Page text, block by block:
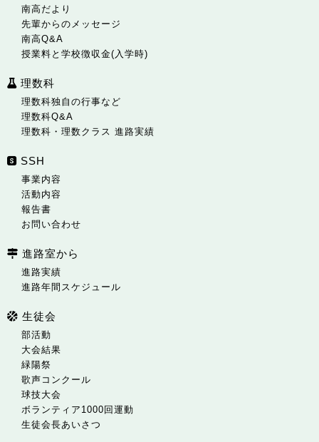
南高だより
先輩からのメッセージ
南高Q&A
授業料と学校徴収金(入学時)
理数科
理数科独自の行事など
理数科Q&A
理数科・理数クラス 進路実績
SSH
事業内容
活動内容
報告書
お問い合わせ
進路室から
進路実績
進路年間スケジュール
生徒会
部活動
大会結果
緑陽祭
歌声コンクール
球技大会
ボランティア1000回運動
生徒会長あいさつ